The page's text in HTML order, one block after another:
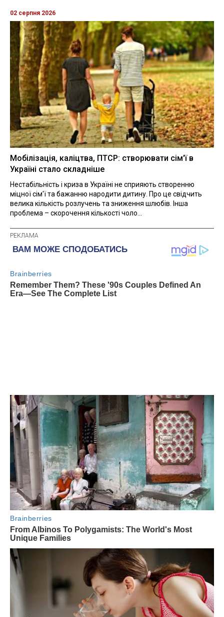
02 серпня 2026
Мобілізація, каліцтва, ПТСР: створювати сім'ї в
Україні стало складніше
Нестабільність і криза в Україні не сприяють створенню
міцної сім'ї та бажанню народити дитину. Про це свідчить
велика кількість розлучень та зниження шлюбів. Інша
проблема – скорочення кількості чоло...